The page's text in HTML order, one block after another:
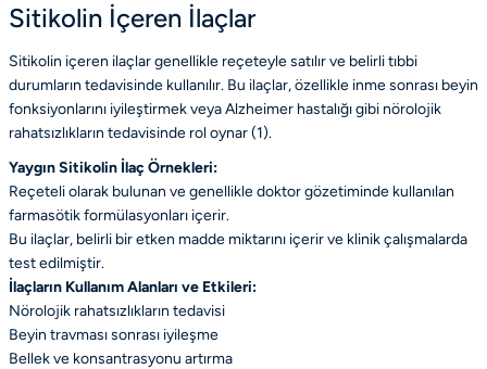
Sitikolin İçeren İlaçlar
Sitikolin içeren ilaçlar genellikle reçeteyle satılır ve belirli tıbbi
durumların tedavisinde kullanılır. Bu ilaçlar, özellikle inme sonrası beyin
fonksiyonlarını iyileştirmek veya Alzheimer hastalığı gibi nörolojik
rahatsızlıkların tedavisinde rol oynar (1).
Yaygın Sitikolin İlaç Örnekleri:
Reçeteli olarak bulunan ve genellikle doktor gözetiminde kullanılan
farmasötik formülasyonları içerir.
Bu ilaçlar, belirli bir etken madde miktarını içerir ve klinik çalışmalarda
test edilmiştir.
İlaçların Kullanım Alanları ve Etkileri:
Nörolojik rahatsızlıkların tedavisi
Beyin travması sonrası iyileşme
Bellek ve konsantrasyonu artırma